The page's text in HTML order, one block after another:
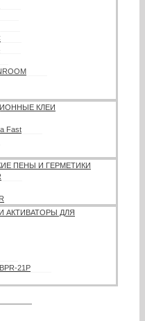
КЛЕИ
Fast
ПЕНЫ И ГЕРМЕТИКИ
АКТИВАТОРЫ ДЛЯ
21P